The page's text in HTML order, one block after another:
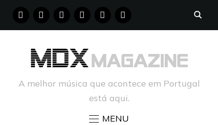
FACEBOOKINSTAGRAM
YOUTUBE PINTERESTTUMBLR
A melhor música que acontece em Portugal
está aqui.
MENU